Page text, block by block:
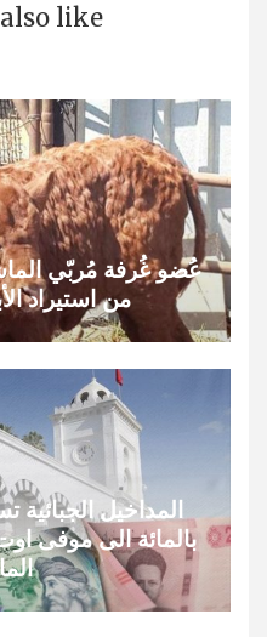
like
عُضو غُرفة مُربّي
من استيراد
بالمائة الى موفى